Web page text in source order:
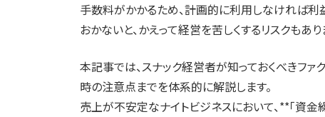
手数料がかかるため、計画的に利用しなければ利
おかないと、かえって経営を苦しくするリスクもあり
本記事では、スナック経営者が知っておくべきファ
時の注意点までを体系的に解説します。
売上が不安定なナイトビジネスにおいて、**「資